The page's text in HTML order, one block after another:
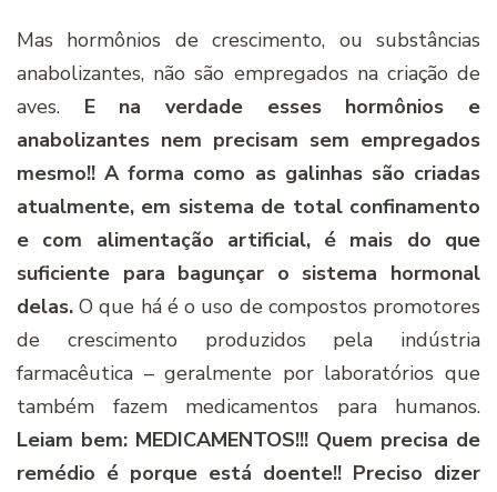
Mas hormônios de crescimento, ou substâncias
anabolizantes, não são empregados na criação de
aves. E na verdade esses hormônios e
anabolizantes nem precisam sem empregados
mesmo!! A forma como as galinhas são criadas
atualmente, em sistema de total confinamento
e com alimentação artificial, é mais do que
suficiente para bagunçar o sistema hormonal
delas. O que há é o uso de compostos promotores
de crescimento produzidos pela indústria
farmacêutica – geralmente por laboratórios que
também fazem medicamentos para humanos.
Leiam bem: MEDICAMENTOS!!! Quem precisa de
remédio é porque está doente!! Preciso dizer